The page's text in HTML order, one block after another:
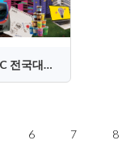
2026 KOSAC 전국대회 동상 (리듬메이커)
6 7 8